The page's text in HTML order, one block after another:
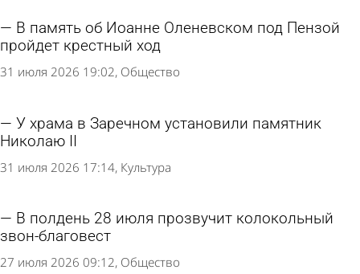
В память об Иоанне Оленевском под Пензой
пройдет крестный ход
31 июля 2026 19:02 Общество
У храма в Заречном установили памятник
Николаю II
31 июля 2026 17:14 Культура
В полдень 28 июля прозвучит колокольный
звон-благовест
27 июля 2026 09:12 Общество